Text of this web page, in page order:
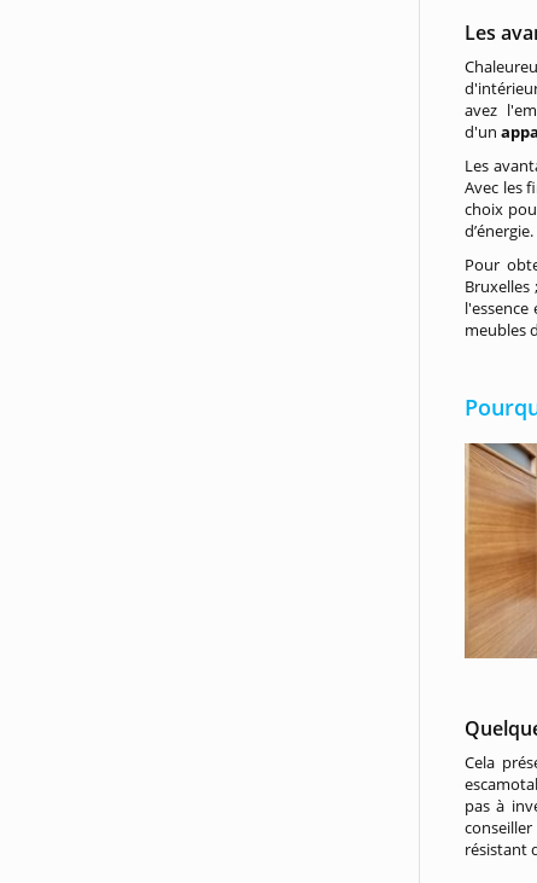
Les
avez
d'un
Les
Avec les
choix
d’énergie.
Pour
meubles
Cela
pas à
résistant